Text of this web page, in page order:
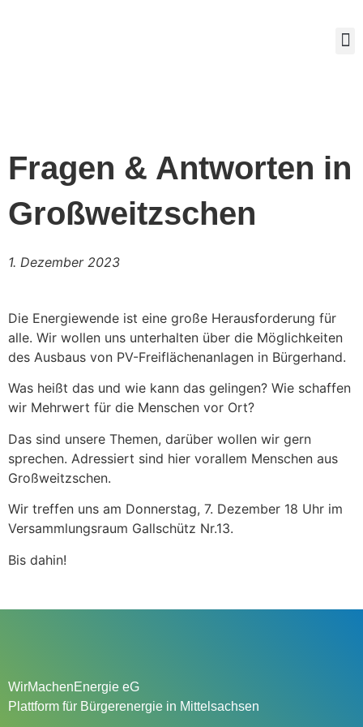
Fragen & Antworten in
Großweitzschen
1. Dezember 2023
Die Energiewende ist eine große Herausforderung für
alle. Wir wollen uns unterhalten über die Möglichkeiten
des Ausbaus von PV-Freiflächenanlagen in Bürgerhand.
Was heißt das und wie kann das gelingen? Wie schaffen
wir Mehrwert für die Menschen vor Ort?
Das sind unsere Themen, darüber wollen wir gern
sprechen. Adressiert sind hier vorallem Menschen aus
Großweitzschen.
Wir treffen uns am Donnerstag, 7. Dezember 18 Uhr im
Versammlungsraum Gallschütz Nr.13.
Bis dahin!
WirMachenEnergie eG
Plattform für Bürgerenergie in Mittelsachsen